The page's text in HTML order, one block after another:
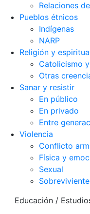
Relaciones
Pueblos étnicos
Indígenas
NARP
Religión y
Catolicismo
Otras
Sanar y resistir
En público
En privado
Entre
Violencia
Conflicto
Física y
Sexual
Educación /